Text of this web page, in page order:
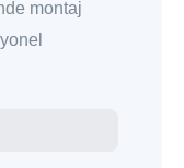
montaj